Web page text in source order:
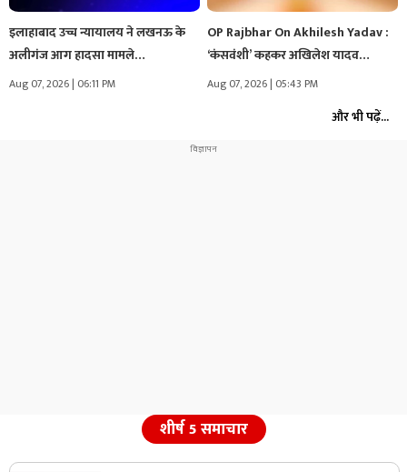
इलाहाबाद उच्च न्यायालय ने लखनऊ के
अलीगंज आग हादसा मामले…
Aug 07, 2026 | 06:11 PM
OP Rajbhar On Akhilesh Yadav :
‘कंसवंशी’ कहकर अखिलेश यादव…
Aug 07, 2026 | 05:43 PM
और भी पढ़ें...
शीर्ष 5 समाचार